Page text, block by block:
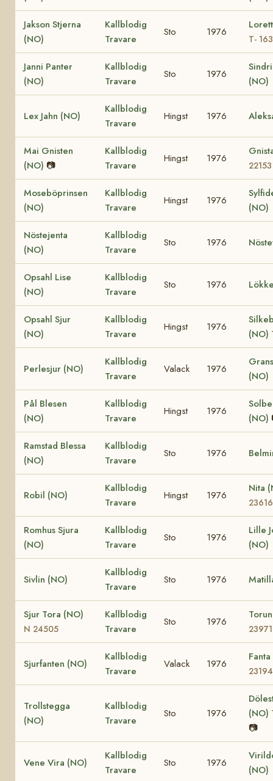
Jakson Stjerna
(NO)
Kallblodig
Travare
Sto 1976
T-
Janni Panter
(NO)
Kallblodig
Travare
Sto 1976
(NO)
Lex Jahn (NO)
Kallblodig
Travare
Hingst 1976
Mai Gnisten
(NO) 📷
Kallblodig
Travare
Hingst 1976
22153
Moseböprinsen
(NO)
Kallblodig
Travare
Hingst 1976
(NO)
Nöstejenta
(NO)
Kallblodig
Travare
Sto 1976
Opsahl Lise
(NO)
Kallblodig
Travare
Sto 1976
Opsahl Sjur
(NO)
Kallblodig
Travare
Hingst 1976
(NO)
Perlesjur (NO)
Kallblodig
Travare
Valack 1976
(NO)
Pål Blesen
(NO)
Kallblodig
Travare
Hingst 1976
(NO)
Ramstad Blessa
(NO)
Kallblodig
Travare
Sto 1976
Robil (NO)
Kallblodig
Travare
Hingst 1976
Nita
23616
Romhus Sjura
(NO)
Kallblodig
Travare
Sto 1976
Lille
(NO)
Sivlin (NO)
Kallblodig
Travare
Sto 1976
Sjur Tora (NO)
N 24505
Kallblodig
Travare
Sto 1976
23971
Sjurfanten (NO)
Kallblodig
Travare
Valack 1976
23194
Trollstegga
(NO)
Kallblodig
Travare
Sto 1976
(NO)
📷
Vene Vira (NO)
Kallblodig
Travare
Sto 1976
(NO)